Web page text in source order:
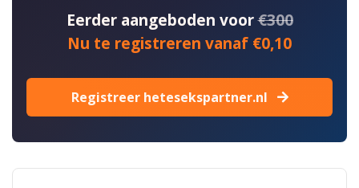
Eerder aangeboden voor€300
Nu te registreren vanaf €0,10
Registreer hetesekspartner.nl